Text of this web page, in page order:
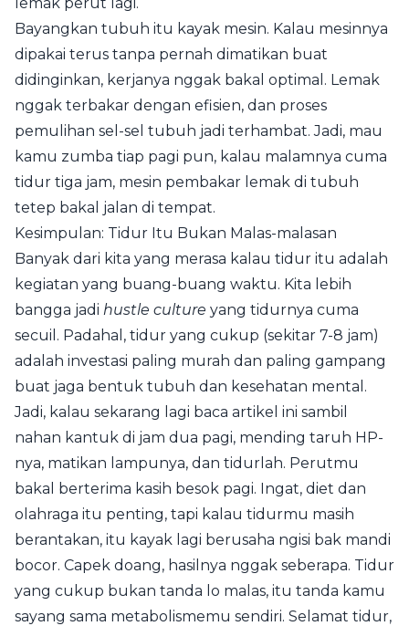
Bayangkan tubuh itu kayak mesin. Kalau mesinnya
dipakai terus tanpa pernah dimatikan buat
didinginkan, kerjanya nggak bakal optimal. Lemak
nggak terbakar dengan efisien, dan proses
pemulihan sel-sel tubuh jadi terhambat. Jadi, mau
kamu zumba tiap pagi pun, kalau malamnya cuma
tidur tiga jam, mesin pembakar lemak di tubuh
tetep bakal jalan di tempat.
Kesimpulan: Tidur Itu Bukan Malas-malasan
Banyak dari kita yang merasa kalau tidur itu adalah
kegiatan yang buang-buang waktu. Kita lebih
bangga jadi hustle culture yang tidurnya cuma
secuil. Padahal, tidur yang cukup (sekitar 7-8 jam)
adalah investasi paling murah dan paling gampang
buat jaga bentuk tubuh dan kesehatan mental.
Jadi, kalau sekarang lagi baca artikel ini sambil
nahan kantuk di jam dua pagi, mending taruh HP-
nya, matikan lampunya, dan tidurlah. Perutmu
bakal berterima kasih besok pagi. Ingat, diet dan
olahraga itu penting, tapi kalau tidurmu masih
berantakan, itu kayak lagi berusaha ngisi bak mandi
bocor. Capek doang, hasilnya nggak seberapa. Tidur
yang cukup bukan tanda lo malas, itu tanda kamu
sayang sama metabolismemu sendiri. Selamat tidur,